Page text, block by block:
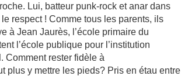
Lui, batteur punk-rock et anar dans
respect ! Comme tous les parents, ils
à Jean Jaurès, l’école primaire du
l’école publique pour l’institution
Comment rester fidèle à
plus y mettre les pieds? Pris en étau entre